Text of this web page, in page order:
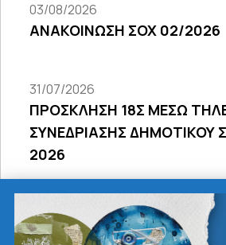
03/08/2026
ΑΝΑΚΟΙΝΩΣΗ ΣΟΧ 02/2026
31/07/2026
ΠΡΟΣΚΛΗΣΗ 18Σ ΜΕΣΩ
ΣΥΝΕΔΡΙΑΣΗΣ ΔΗΜΟΤΙΚΟΥ
2026